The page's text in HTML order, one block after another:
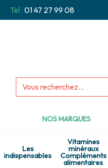
Tel : 01 47 27 99 08
NOS MARQUES
Les
indispensables
Vitamines
minéraux
Compléments
alimentaires